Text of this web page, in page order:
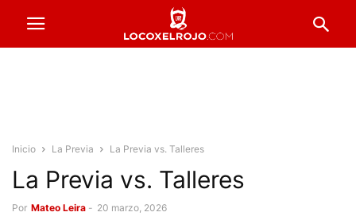
Inicio La Previa La Previa vs. Talleres
La Previa vs. Talleres
Por Mateo Leira - 20 marzo, 2026